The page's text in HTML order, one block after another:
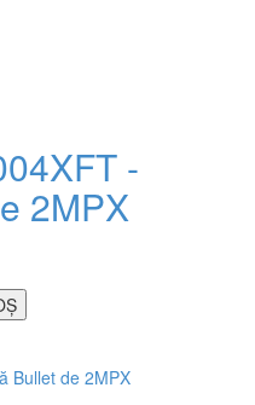
-
2MPX